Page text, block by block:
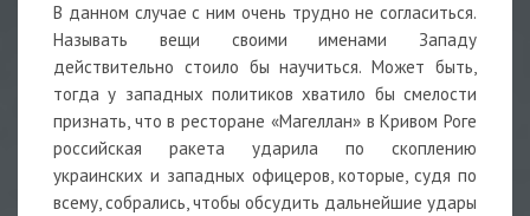
В данном случае с ним очень трудно не согласиться.
Называть вещи своими именами Западу
действительно стоило бы научиться. Может быть,
тогда у западных политиков хватило бы смелости
признать, что в ресторане «Магеллан» в Кривом Роге
российская ракета ударила по скоплению
украинских и западных офицеров, которые, судя по
всему, собрались, чтобы обсудить дальнейшие удары